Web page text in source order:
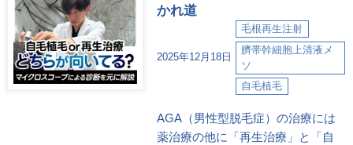
2025年12月18日
毛根再生注射
臍帯幹細胞上清液メ
ソ
自毛植毛
かれ道
AGA（男性型脱毛症）の治療には
薬治療の他に「再生治療」と「自